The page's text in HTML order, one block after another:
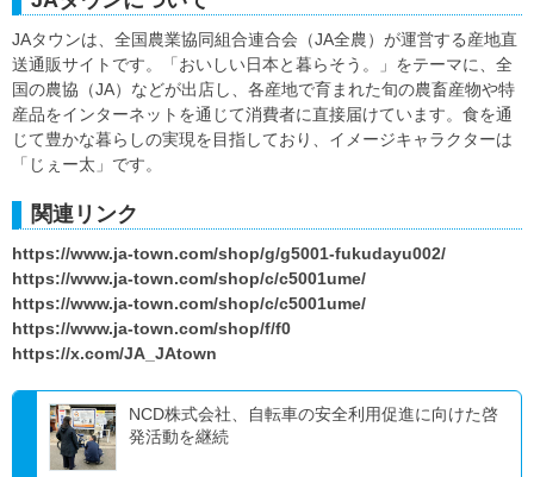
JAタウンは、全国農業協同組合連合会（JA全農）が運営する産地直
送通販サイトです。「おいしい日本と暮らそう。」をテーマに、全
国の農協（JA）などが出店し、各産地で育まれた旬の農畜産物や特
産品をインターネットを通じて消費者に直接届けています。食を通
じて豊かな暮らしの実現を目指しており、イメージキャラクターは
「じぇー太」です。
関連リンク
https://www.ja-town.com/shop/g/g5001-fukudayu002/
https://www.ja-town.com/shop/c/c5001ume/
https://www.ja-town.com/shop/c/c5001ume/
https://www.ja-town.com/shop/f/f0
https://x.com/JA_JAtown
NCD株式会社、自転車の安全利用促進に向けた啓
発活動を継続